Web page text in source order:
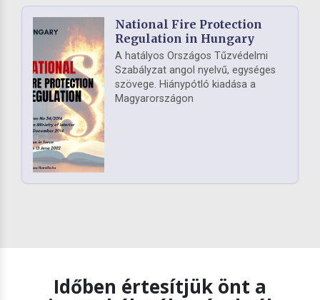
National Fire Protection
Regulation in Hungary
A hatályos Országos Tűzvédelmi
Szabályzat angol nyelvű, egységes
szövege. Hiánypótló kiadása a
Magyarországon
Időben értesítjük önt a